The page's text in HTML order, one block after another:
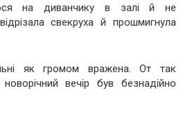
на диванчику в залі й не
свекруха й прошмигнула
як громом вражена. От так
вечір був безнадійно